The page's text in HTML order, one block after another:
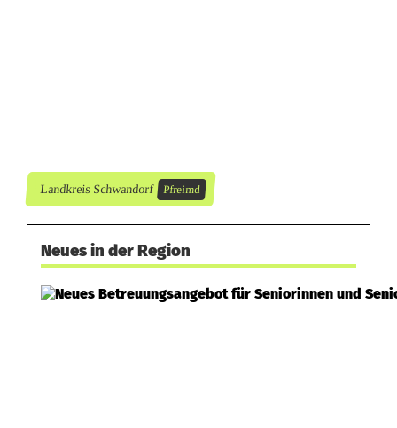
Landkreis Schwandorf Pfreimd
Neues in der Region